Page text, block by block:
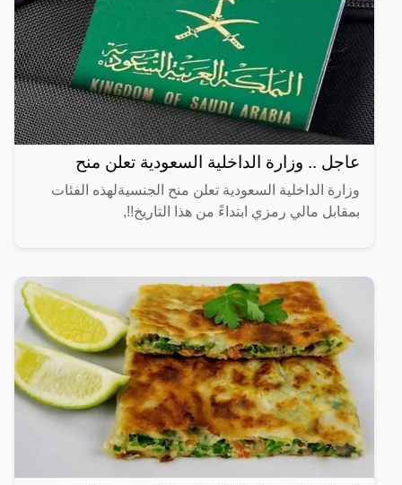
عاجل .. وزارة الداخلية السعودية تعلن منح
وزارة الداخلية السعودية تعلن منح الجنسيةلهذه الفئات
بمقابل مالي رمزي ابتداءً من هذا التاريخ!!,